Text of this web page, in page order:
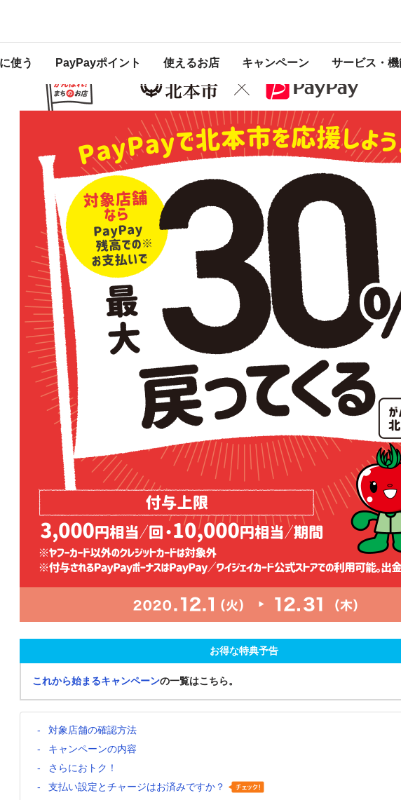
使う PayPayポイント 使えるお店 キャンペーン サービス・
ります。
お得な特典予告
これから始まるキャンペーンの一覧はこちら。
対象店舗の確認方法
キャンペーンの内容
さらにおトク！
支払い設定とチャージはお済みですか？